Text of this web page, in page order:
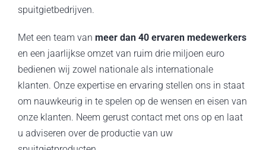
spuitgietbedrijven.
Met een team van meer dan 40 ervaren medewerkers
en een jaarlijkse omzet van ruim drie miljoen euro
bedienen wij zowel nationale als internationale
klanten. Onze expertise en ervaring stellen ons in staat
om nauwkeurig in te spelen op de wensen en eisen van
onze klanten. Neem gerust contact met ons op en laat
u adviseren over de productie van uw